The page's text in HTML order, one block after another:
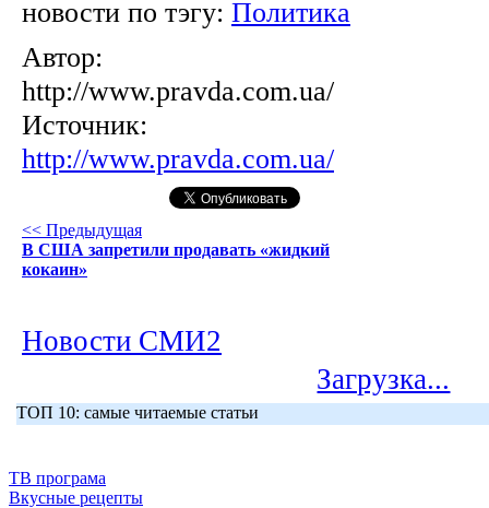
новости по тэгу: Политика
Автор:
http://www.pravda.com.ua/
Источник:
http://www.pravda.com.ua/
<< Предыдущая
В США запретили продавать «жидкий
кокаин»
Новости СМИ2
Загрузка...
ТОП 10: самые читаемые статьи
ТВ програма
Вкусные рецепты